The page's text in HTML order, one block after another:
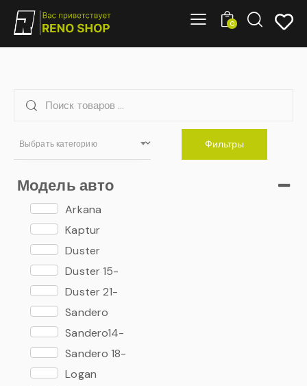
0
Выбрать категорию Фильтры
Модель авто
Arkana
Kaptur
Duster
Duster 15-
Duster 21-
Sandero
Sandero14-
Sandero 18-
Logan